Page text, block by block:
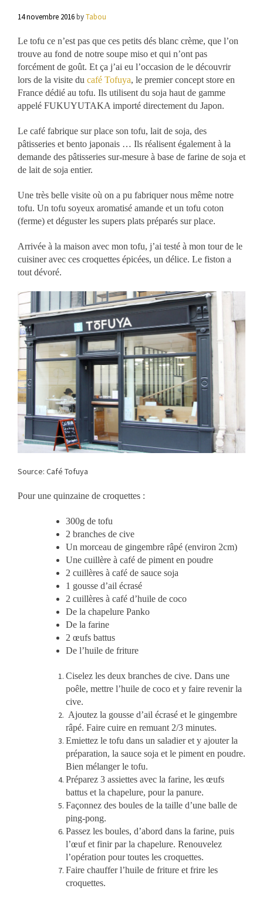
14 novembre 2016byTabou
Le tofu ce n’est pas que ces petits dés blanc crème, que l’on
trouve au fond de notre soupe miso et qui n’ont pas
forcément de goût. Et ça j’ai eu l’occasion de le découvrir
lors de la visite du café Tofuya, le premier concept store en
France dédié au tofu. Ils utilisent du soja haut de gamme
appelé FUKUYUTAKA importé directement du Japon.
Le café fabrique sur place son tofu, lait de soja, des
pâtisseries et bento japonais … Ils réalisent également à la
demande des pâtisseries sur-mesure à base de farine de soja et
de lait de soja entier.
Une très belle visite où on a pu fabriquer nous même notre
tofu. Un tofu soyeux aromatisé amande et un tofu coton
(ferme) et déguster les supers plats préparés sur place.
Arrivée à la maison avec mon tofu, j’ai testé à mon tour de le
cuisiner avec ces croquettes épicées, un délice. Le fiston a
tout dévoré.
Source: Café Tofuya
Pour une quinzaine de croquettes :
300g de tofu
2 branches de cive
Un morceau de gingembre râpé (environ 2cm)
Une cuillère à café de piment en poudre
2 cuillères à café de sauce soja
1 gousse d’ail écrasé
2 cuillères à café d’huile de coco
De la chapelure Panko
De la farine
2 œufs battus
De l’huile de friture
Ciselez les deux branches de cive. Dans une
poêle, mettre l’huile de coco et y faire revenir la
cive.
Ajoutez la gousse d’ail écrasé et le gingembre
râpé. Faire cuire en remuant 2/3 minutes.
Emiettez le tofu dans un saladier et y ajouter la
préparation, la sauce soja et le piment en poudre.
Bien mélanger le tofu.
Préparez 3 assiettes avec la farine, les œufs
battus et la chapelure, pour la panure.
Façonnez des boules de la taille d’une balle de
ping-pong.
Passez les boules, d’abord dans la farine, puis
l’œuf et finir par la chapelure. Renouvelez
l’opération pour toutes les croquettes.
Faire chauffer l’huile de friture et frire les
croquettes.